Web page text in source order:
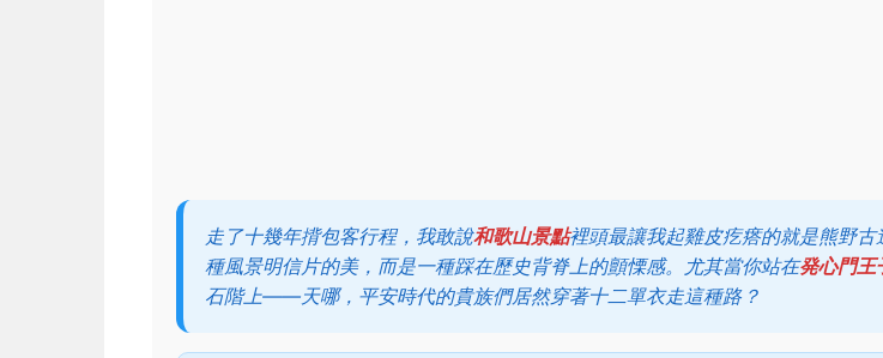
走了十幾年揹包客行程，我敢說和歌山景點裡頭最讓我起雞皮疙瘩的就是熊野古
種風景明信片的美，而是一種踩在歷史背脊上的顫慄感。尤其當你站在発心門王
石階上——天哪，平安時代的貴族們居然穿著十二單衣走這種路？